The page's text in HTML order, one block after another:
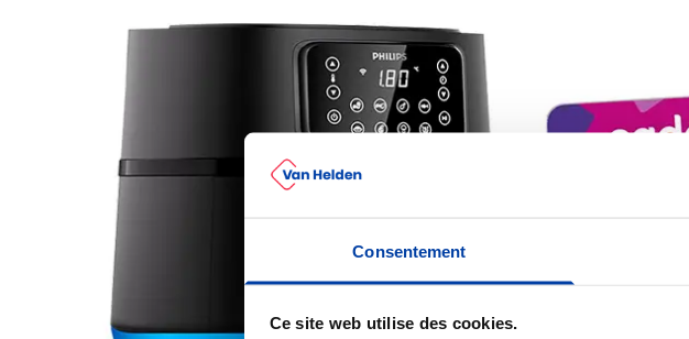
Consentement
Ce site web utilise des cookies.